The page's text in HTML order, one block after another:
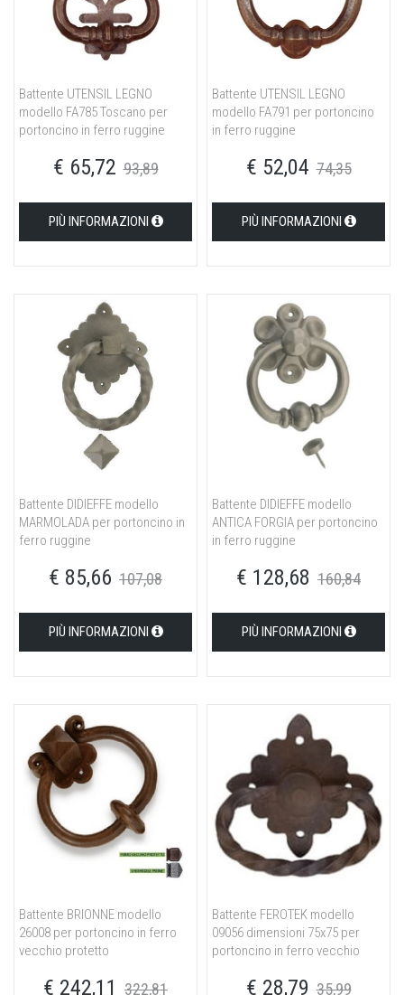
Battente UTENSIL LEGNO
modello FA785 Toscano per
portoncino in ferro ruggine
€ 65,72 93,89
PIÙ INFORMAZIONI
Battente UTENSIL LEGNO
modello FA791 per portoncino
in ferro ruggine
€ 52,04 74,35
PIÙ INFORMAZIONI
Battente DIDIEFFE modello
MARMOLADA per portoncino in
ferro ruggine
€ 85,66 107,08
PIÙ INFORMAZIONI
Battente DIDIEFFE modello
ANTICA FORGIA per portoncino
in ferro ruggine
€ 128,68 160,84
PIÙ INFORMAZIONI
Battente BRIONNE modello
26008 per portoncino in ferro
vecchio protetto
€ 242,11 322,81
Battente FEROTEK modello
09056 dimensioni 75x75 per
portoncino in ferro vecchio
€ 28,79 35,99